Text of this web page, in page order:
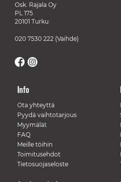
Osk. Rajala Oy
PL 175
20101 Turku
020 7530 222 (Vaihde)
Info
Ota yhteyttä
Pyydä vaihtotarjous
Myymälät
FAQ
Meille töihin
Toimitusehdot
Tietosuojaseloste